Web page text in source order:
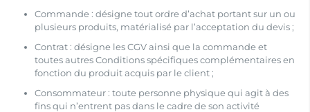
Commande : désigne tout ordre d’achat portant sur un ou
plusieurs produits, matérialisé par l’acceptation du devis ;
Contrat : désigne les CGV ainsi que la commande et
toutes autres Conditions spécifiques complémentaires en
fonction du produit acquis par le client ;
Consommateur : toute personne physique qui agit à des
fins qui n’entrent pas dans le cadre de son activité